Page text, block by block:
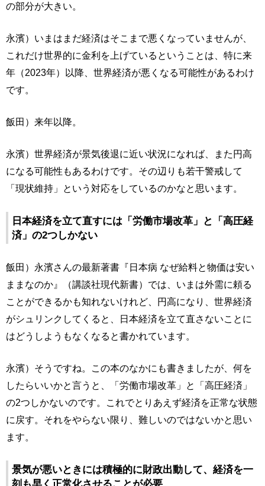
の部分が大きい。
永濱）いまはまだ経済はそこまで悪くなっていませんが、
これだけ世界的に金利を上げているということは、特に来
年（2023年）以降、世界経済が悪くなる可能性があるわけ
です。
飯田）来年以降。
永濱）世界経済が景気後退に近い状況になれば、また円高
になる可能性もあるわけです。その辺りも若干警戒して
「現状維持」という対応をしているのかなと思います。
日本経済を立て直すには「労働市場改革」と「高圧経
済」の2つしかない
飯田）永濱さんの最新著書『日本病 なぜ給料と物価は安い
ままなのか』（講談社現代新書）では、いまは外需に頼る
ことができるかも知れないけれど、円高になり、世界経済
がシュリンクしてくると、日本経済を立て直さないことに
はどうしようもなくなると書かれています。
永濱）そうですね。この本のなかにも書きましたが、何を
したらいいかと言うと、「労働市場改革」と「高圧経済」
の2つしかないのです。これでとりあえず経済を正常な状態
に戻す。それをやらない限り、難しいのではないかと思い
ます。
景気が悪いときには積極的に財政出動して、経済を一
刻も早く正常化させることが必要